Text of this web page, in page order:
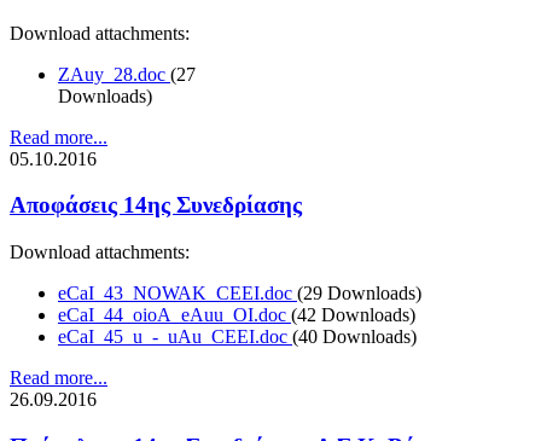
Download attachments:
ZAuy_28.doc (27
Downloads)
Read more...
05.10.2016
Αποφάσεις 14ης Συνεδρίασης
Download attachments:
eCaI_43_NOWAK_CEEI.doc (29 Downloads)
eCaI_44_oioA_eAuu_OI.doc (42 Downloads)
eCaI_45_u_-_uAu_CEEI.doc (40 Downloads)
Read more...
26.09.2016